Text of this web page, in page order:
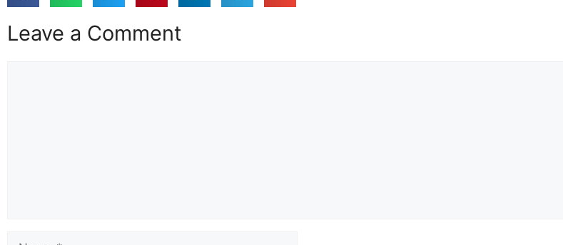
Leave a Comment